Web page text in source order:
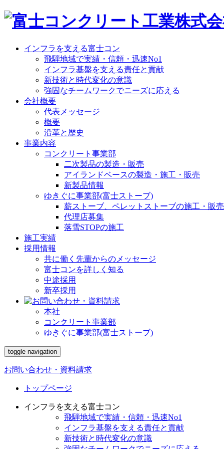
インフラを支える富士コン
飛騨地域で実績・信頼・迅速No1
インフラ基盤を支える責任と貢献
新技術と時代変化の意識
強固なチームワークでニーズに応える
会社概要
代表メッセージ
概要
沿革と歴史
事業内容
コンクリート事業部
二次製品の製造・販売
アイランドベースの製造・施工・販売
新製品情報
ゆきぐに事業部(富士ストーブ)
薪ストーブ、ペレットストーブの施工・販売
代理店募集
落雪STOPの施工
施工実績
採用情報
共に働く先輩からのメッセージ
富士コンを詳しく知る
中途採用
新卒採用
本社
コンクリート事業部
ゆきぐに事業部(富士ストーブ)
toggle navigation
お問い合わせ・資料請求
トップページ
インフラを支える富士コン
飛騨地域で実績・信頼・迅速No1
インフラ基盤を支える責任と貢献
新技術と時代変化の意識